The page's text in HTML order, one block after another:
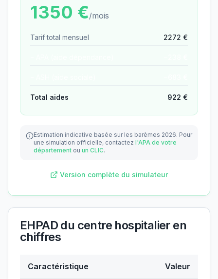
1350 €/mois
Tarif total mensuel 2272 €
Total aides 922 €
Estimation indicative basée sur les barèmes 2026. Pour
une simulation officielle, contactez l'APA de votre
département ou un CLIC.
Version complète du simulateur
EHPAD du centre hospitalieren
chiffres
Caractéristique Valeur